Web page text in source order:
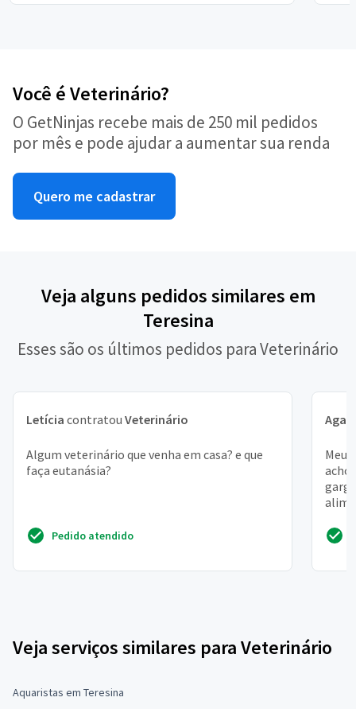
Você é Veterinário?
O GetNinjas recebe mais de 250 mil pedidos
por mês e pode ajudar a aumentar sua renda
Quero me cadastrar
Veja alguns pedidos similares em
Teresina
Esses são os últimos pedidos para Veterinário
Letícia contratou Veterinário
Algum veterinário que venha em casa? e que
faça eutanásia?
Pedido atendido
Meu
acho
Veja serviços similares para Veterinário
Aquaristas em Teresina